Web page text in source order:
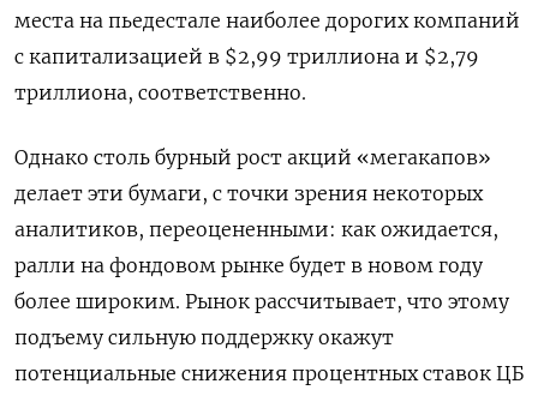
места на пьедестале наиболее дорогих компаний
с капитализацией в $2,99 триллиона и $2,79
триллиона, соответственно.
Однако столь бурный рост акций «мегакапов»
делает эти бумаги, с точки зрения некоторых
аналитиков, переоцененными: как ожидается,
ралли на фондовом рынке будет в новом году
более широким. Рынок рассчитывает, что этому
подъему сильную поддержку окажут
потенциальные снижения процентных ставок ЦБ